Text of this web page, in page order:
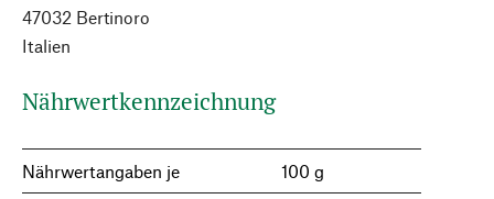
47032 Bertinoro
Italien
Nährwertkennzeichnung
Nährwertangaben je 100 g